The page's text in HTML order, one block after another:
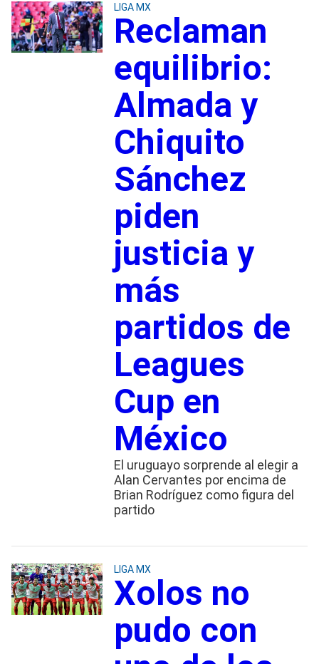
LIGA MX
Reclaman
equilibrio:
Almada y
Chiquito
Sánchez
piden
justicia y
más
partidos de
Leagues
Cup en
México
El uruguayo sorprende al elegir a
Alan Cervantes por encima de
Brian Rodríguez como figura del
partido
LIGA MX
Xolos no
pudo con